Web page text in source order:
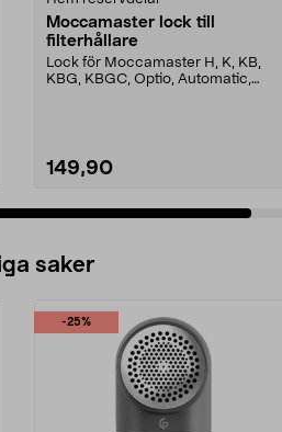
Moccamaster lock till
filterhållare
Lock för Moccamaster H, K, KB,
KBG, KBGC, Optio, Automatic,
149,90
saker
-25%